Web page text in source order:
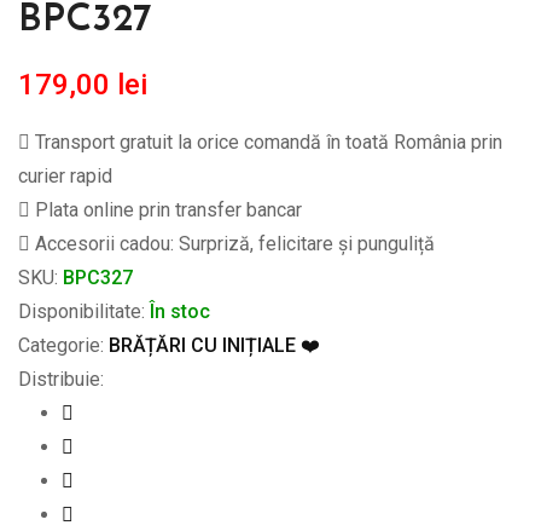
BPC327
179,00 lei
Transport gratuit la orice comandă în toată România prin
curier rapid
Plata online prin transfer bancar
Accesorii cadou: Surpriză, felicitare și punguliță
SKU: BPC327
Disponibilitate: În stoc
Categorie: BRĂȚĂRI CU INIȚIALE ❤️
Distribuie: